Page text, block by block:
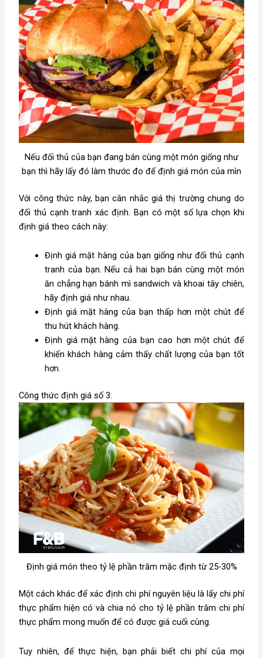
Nếu đối thủ của bạn đang bán cùng một món giống như
bạn thì hãy lấy đó làm thước đo để định giá món của mìn
Với công thức này, bạn cân nhắc giá thị trường chung do
đối thủ cạnh tranh xác định. Bạn có một số lựa chọn khi
định giá theo cách này:
Định giá mặt hàng của bạn giống như đối thủ cạnh
tranh của bạn. Nếu cả hai bạn bán cùng một món
ăn chẳng hạn bánh mì sandwich và khoai tây chiên,
hãy định giá như nhau.
Định giá mặt hàng của bạn thấp hơn một chút để
thu hút khách hàng.
Định giá mặt hàng của bạn cao hơn một chút để
khiến khách hàng cảm thấy chất lượng của bạn tốt
hơn.
Công thức định giá số 3:
Định giá món theo tỷ lệ phần trăm mặc định từ 25-30%
Một cách khác để xác định chi phí nguyên liệu là lấy chi phí
thực phẩm hiện có và chia nó cho tỷ lệ phần trăm chi phí
thực phẩm mong muốn để có được giá cuối cùng.
Tuy nhiên, để thực hiện, bạn phải biết chi phí của mọi